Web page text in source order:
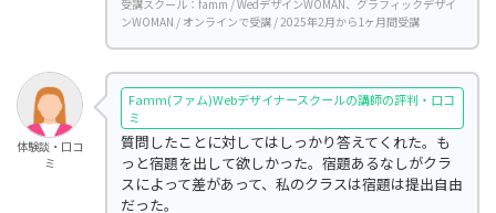
受講スクール：famm / WedデザインWOMAN、グラフィックデザイ
ンWOMAN / オンラインで受講 / 2025年2月から1ヶ月間受講
体験談・口コ
ミ
Famm(ファム)Webデザイナースクールの講師の評判・口コ
ミ
質問したことに対してはしっかり答えてくれた。も
っと宿題を出して欲しかった。宿題あるなしがクラ
スによって差があって、私のクラスは宿題は提出自由
だった。